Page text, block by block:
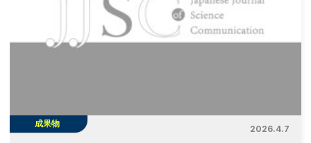
成果物
2026.4.7